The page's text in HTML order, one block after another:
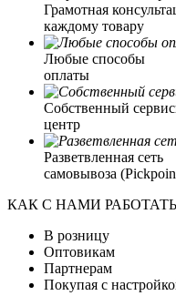
Грамотная
каждому товару
Любые способы
оплаты
Собственный
центр
Разветвленная сеть
самовывоза
КАК С НАМИ
В розницу
Оптовикам
Партнерам
Покупая с